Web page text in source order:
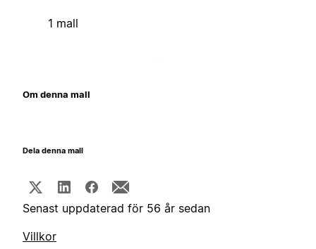
1 mall
Om denna mall
Dela denna mall
Senast uppdaterad för 56 år sedan
Villkor